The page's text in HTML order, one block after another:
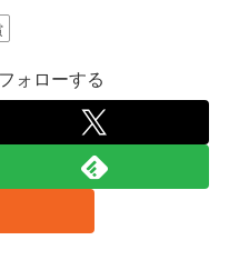
ォローする